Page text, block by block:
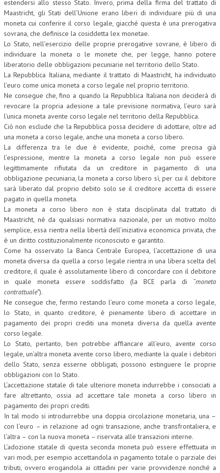
estendersi allo stesso Stato. Invero, prima della firma del trattato di
Maastricht, gli Stati dell’Unione erano liberi di individuare più di una
moneta cui conferire il corso legale, giacché questa è una prerogativa
sovrana, che definisce la cosiddetta lex monetae.
Lo Stato, nell’esercizio delle proprie prerogative sovrane, è libero di
individuare la moneta o le monete che, per legge, hanno potere
liberatorio delle obbligazioni pecuniarie nel territorio dello Stato.
La Repubblica Italiana, mediante il trattato di Maastricht, ha individuato
l’euro come unica moneta a corso legale nel proprio territorio.
Ne consegue che, fino a quando la Repubblica Italiana non deciderà di
revocare la propria adesione a tale previsione normativa, l’euro sarà
l’unica moneta avente corso legale nel territorio della Repubblica.
Ciò non esclude che la Repubblica possa decidere di adottare, oltre ad
una moneta a corso legale, anche una moneta a corso libero.
La differenza tra le due è evidente, poiché, come precisa già
l’espressione, mentre la moneta a corso legale non può essere
legittimamente rifiutata da un creditore in pagamento di una
obbligazione pecuniaria, la moneta a corso libero sì, per cui il debitore
sarà liberato dal proprio debito solo se il creditore accetta di essere
pagato in quella moneta.
La moneta a corso libero non è stata disciplinata dal trattato di
Maastricht, né da qualsiasi normativa nazionale, per un motivo molto
semplice, essa rientra nella libertà dell’iniziativa economica privata, che
è un diritto costituzionalmente riconosciuto e garantito.
Come ha osservato la Banca Centrale Europea, l’accettazione di una
moneta diversa da quella a corso legale rientra in una libera scelta del
creditore, il quale è assolutamente libero di concordare con il debitore
in quale moneta essere soddisfatto (la BCE parla di “moneta
contrattuale”).
Ne consegue che, fermo restando l’euro come moneta a corso legale,
lo Stato, in quanto creditore, è pienamente libero di accettare in
pagamento dei propri crediti una moneta diversa da quella avente
corso legale.
Lo Stato, pertanto, ben potrebbe affiancare all’euro, avente corso
legale, un’altra moneta avente corso libero, mediante la quale i debitori
dello Stato, senza esserne obbligati, possono estinguere le proprie
obbligazioni con lo Stato.
L’accettazione statale di tale ulteriore moneta indurrebbe i consociati a
fare altrettanto, ossia ad accettare tale moneta a corso libero in
pagamento dei propri crediti.
In tal modo si introdurrebbe una doppia circolazione monetaria, una –
con l’euro – in relazione ad ogni transazione, anche transfrontaliera, e
l’altra – con la nuova moneta – riservata alle transazioni interne.
L’adozione statale di questa seconda moneta può essere effettuata in
vari modi, per esempio accettandola in pagamento totale o parziale dei
tributi, ovvero erogandola ai cittadini per varie provvidenze nonché a